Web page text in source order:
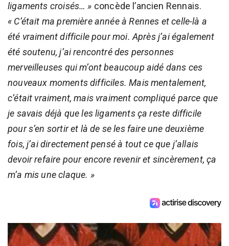
ligaments croisés… » concède l’ancien Rennais.
« C’était ma première année à Rennes et celle-là a
été vraiment difficile pour moi. Après j’ai également
été soutenu, j’ai rencontré des personnes
merveilleuses qui m’ont beaucoup aidé dans ces
nouveaux moments difficiles. Mais mentalement,
c’était vraiment, mais vraiment compliqué parce que
je savais déjà que les ligaments ça reste difficile
pour s’en sortir et là de se les faire une deuxième
fois, j’ai directement pensé à tout ce que j’allais
devoir refaire pour encore revenir et sincèrement, ça
m’a mis une claque. »